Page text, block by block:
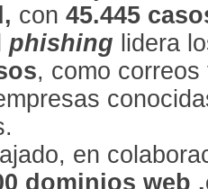
con45.445
phishing lidera
, como
en
dominios web